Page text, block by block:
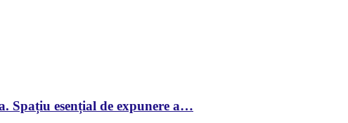
Spațiu esențial de expunere a…